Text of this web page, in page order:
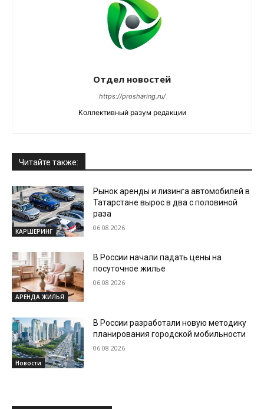
Отдел новостей
https://prosharing.ru/
Коллективный разум редакции
Читайте также:
КАРШЕРИНГ
Рынок аренды и лизинга автомобилей в
Татарстане вырос в два с половиной
раза
06.08.2026
АРЕНДА ЖИЛЬЯ
В России начали падать цены на
посуточное жилье
06.08.2026
Новости
В России разработали новую методику
планирования городской мобильности
06.08.2026